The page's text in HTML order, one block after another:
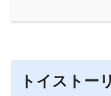
トイストー